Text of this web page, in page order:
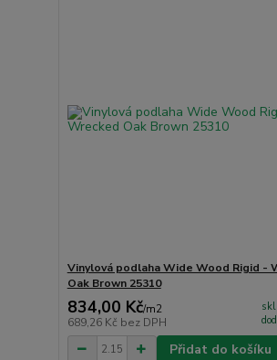
Vinylová podlaha Wide Wood Rigid -
Oak Brown 25310
834,00 Kč/m2
689,26 Kč bez DPH
Přidat do košíku